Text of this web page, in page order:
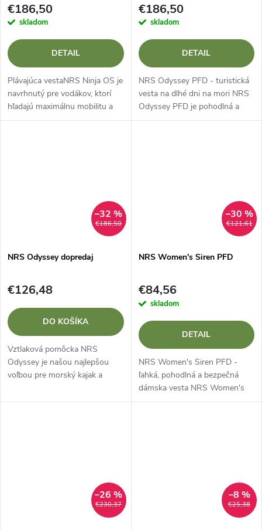
€186,50
skladom
DETAIL
Plávajúca vestaNRS Ninja OS je
navrhnutý pre vodákov, ktorí
hľadajú maximálnu mobilitu a
pohodlie bez toho, aby sa
€186,50
skladom
DETAIL
NRS Odyssey PFD - turistická
vesta na dlhé dni na mori NRS
Odyssey PFD je pohodlná a
bezpečná plávacia vesta pre
€186,50
–32 %
NRS Odyssey dopredaj
€126,48
DO KOŠÍKA
Vztlaková pomôcka NRS
Odyssey je našou najlepšou
voľbou pre morský kajak a
2023.
€121,61
–30 %
NRS Women's Siren PFD
€84,56
skladom
DETAIL
NRS Women's Siren PFD -
ľahká, pohodlná a bezpečná
dámska vesta NRS Women's
Siren PFD je nízkoprofilová
€230,37
–26 %
€25,38
–8 %